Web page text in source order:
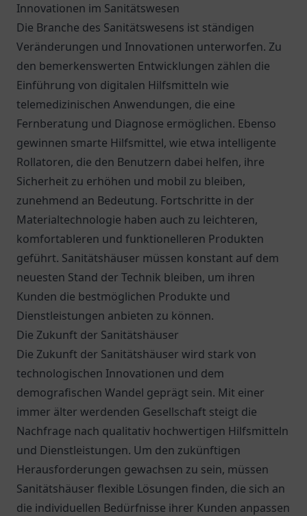
Innovationen im Sanitätswesen
Die Branche des Sanitätswesens ist ständigen
Veränderungen und Innovationen unterworfen. Zu
den bemerkenswerten Entwicklungen zählen die
Einführung von digitalen Hilfsmitteln wie
telemedizinischen Anwendungen, die eine
Fernberatung und Diagnose ermöglichen. Ebenso
gewinnen smarte Hilfsmittel, wie etwa intelligente
Rollatoren, die den Benutzern dabei helfen, ihre
Sicherheit zu erhöhen und mobil zu bleiben,
zunehmend an Bedeutung. Fortschritte in der
Materialtechnologie haben auch zu leichteren,
komfortableren und funktionelleren Produkten
geführt. Sanitätshäuser müssen konstant auf dem
neuesten Stand der Technik bleiben, um ihren
Kunden die bestmöglichen Produkte und
Dienstleistungen anbieten zu können.
Die Zukunft der Sanitätshäuser
Die Zukunft der Sanitätshäuser wird stark von
technologischen Innovationen und dem
demografischen Wandel geprägt sein. Mit einer
immer älter werdenden Gesellschaft steigt die
Nachfrage nach qualitativ hochwertigen Hilfsmitteln
und Dienstleistungen. Um den zukünftigen
Herausforderungen gewachsen zu sein, müssen
Sanitätshäuser flexible Lösungen finden, die sich an
die individuellen Bedürfnisse ihrer Kunden anpassen